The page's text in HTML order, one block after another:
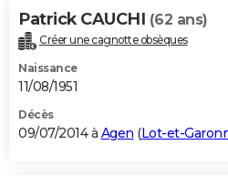
Patrick CAUCHI (62 ans)
Créer une cagnotte obsèques
Naissance
11/08/1951
Décès
09/07/2014 à Agen (Lot-et-